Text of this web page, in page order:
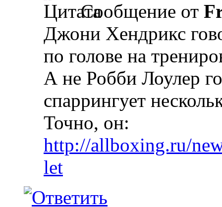
Сообщение от
Джони Хендрикс
по голове на
А не Робби Лоулер
спаррингует
Точно, он:
http://allboxing.ru/
let